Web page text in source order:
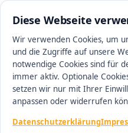
Diese Webseite
Wir verwenden Cookies, um
und die Zugriffe auf unsere
notwendige Cookies sind für
immer aktiv. Optionale
setzen wir nur mit Ihrer
anpassen oder widerrufen
Datenschutzerklärung